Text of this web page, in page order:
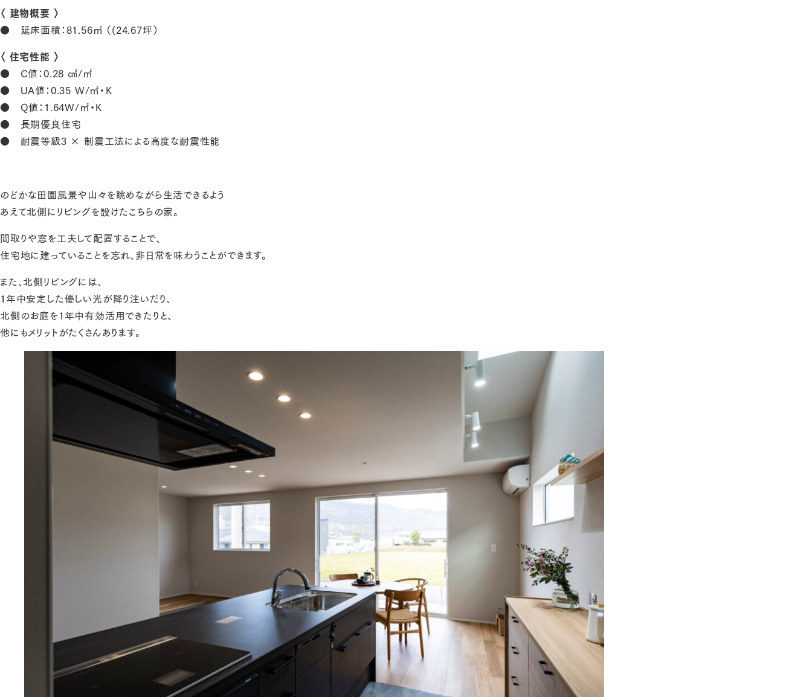
〈 建物概要 〉
● 延床面積：81.56㎡ （(24.67坪）
〈 住宅性能 〉
● C値：0.28 ㎠/㎡
● UA値：0.35 W/㎡・K
● Q値：1.64W/㎡・K
● 長期優良住宅
● 耐震等級3 × 制震工法による高度な耐震性能
のどかな田園風景や山々を眺めながら生活できるよう
あえて北側にリビングを設けたこちらの家。
間取りや窓を工夫して配置することで、
住宅地に建っていることを忘れ、非日常を味わうことができます。
また、北側リビングには、
１年中安定した優しい光が降り注いだり、
北側のお庭を１年中有効活用できたりと、
他にもメリットがたくさんあります。